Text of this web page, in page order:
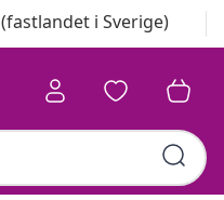
i Sverige)